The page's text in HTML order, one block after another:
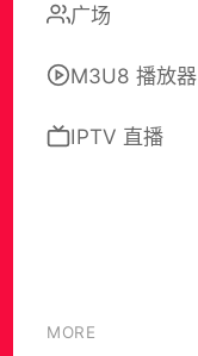
广场
M3U8 播放器
IPTV 直播
MORE